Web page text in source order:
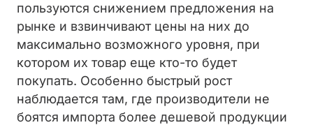
пользуются снижением предложения на
рынке и взвинчивают цены на них до
максимально возможного уровня, при
котором их товар еще кто-то будет
покупать. Особенно быстрый рост
наблюдается там, где производители не
боятся импорта более дешевой продукции